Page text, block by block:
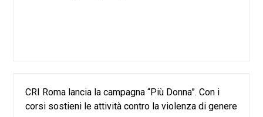
CRI Roma lancia la campagna “Più Donna”. Con i
corsi sostieni le attività contro la violenza di genere